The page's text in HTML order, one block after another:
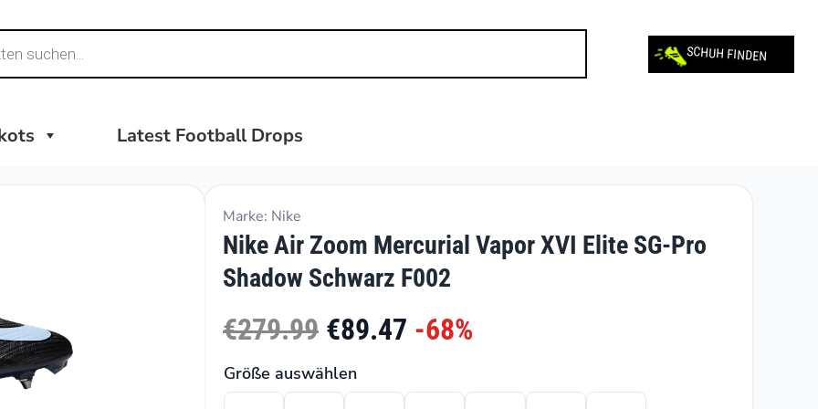
SCHUH FINDEN
Latest Football Drops
Marke: Nike
Nike Air Zoom Mercurial Vapor XVI Elite SG-Pro
Shadow Schwarz F002
€279.99 €89.47 -68%
Größe auswählen